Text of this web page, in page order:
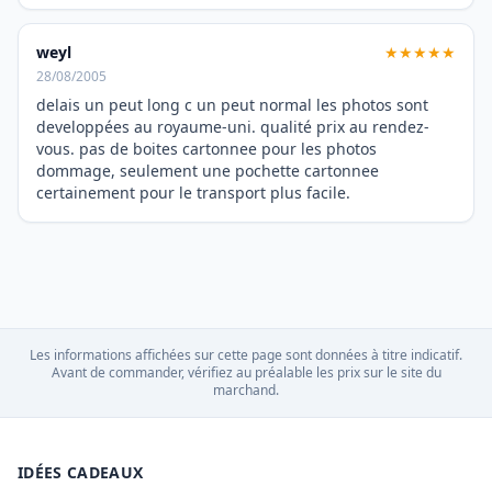
weyl ★★★★★
28/08/2005
delais un peut long c un peut normal les photos sont
developpées au royaume-uni. qualité prix au rendez-
vous. pas de boites cartonnee pour les photos
dommage, seulement une pochette cartonnee
certainement pour le transport plus facile.
Les informations affichées sur cette page sont données à titre indicatif.
Avant de commander, vérifiez au préalable les prix sur le site du
marchand.
IDÉES CADEAUX